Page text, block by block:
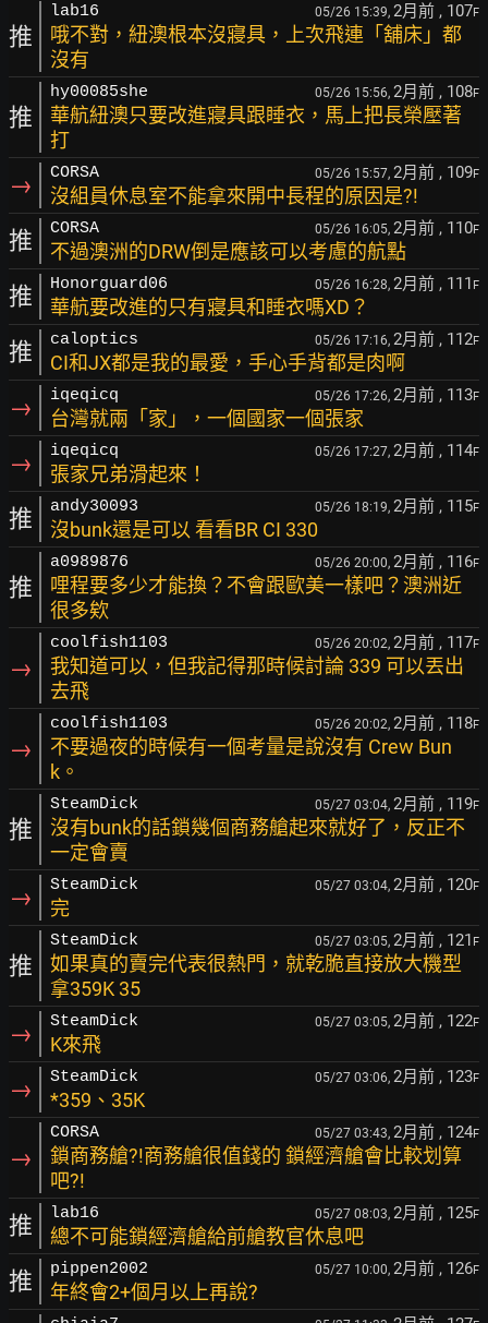
推
lab16 05/26 15:39, 2月前 , 107F
哦不對，紐澳根本沒寢具，上次飛連「舖床」都
沒有
推
hy00085she 05/26 15:56, 2月前 , 108F
華航紐澳只要改進寢具跟睡衣，馬上把長榮壓著
打
→ CORSA 05/26 15:57, 2月前 , 109F
沒組員休息室不能拿來開中長程的原因是?!
推 CORSA 05/26 16:05, 2月前 , 110F
不過澳洲的DRW倒是應該可以考慮的航點
推 Honorguard06 05/26 16:28, 2月前 , 111 F
華航要改進的只有寢具和睡衣嗎XD？
推 caloptics 05/26 17:16, 2月前 , 112F
CI和JX都是我的最愛，手心手背都是肉啊
→ iqeqicq 05/26 17:26, 2月前 , 113F
台灣就兩「家」，一個國家一個張家
→ iqeqicq 05/26 17:27, 2月前 , 114F
張家兄弟滑起來！
推 andy30093 05/26 18:19, 2月前 , 115F
沒bunk還是可以 看看BR CI 330
推
a0989876 05/26 20:00, 2月前 , 116F
哩程要多少才能換？不會跟歐美一樣吧？澳洲近
很多欸
→
coolfish1103 05/26 20:02, 2月前 , 117F
我知道可以，但我記得那時候討論 339 可以丟出
去飛
→
coolfish1103 05/26 20:02, 2月前 , 118F
不要過夜的時候有一個考量是說沒有 Crew Bun
k。
推
SteamDick 05/27 03:04, 2月前 , 119F
沒有bunk的話鎖幾個商務艙起來就好了，反正不
一定會賣
→ SteamDick 05/27 03:04, 2月前 , 120F
完
推
SteamDick 05/27 03:05, 2月前 , 121 F
如果真的賣完代表很熱門，就乾脆直接放大機型
拿359K 35
→ SteamDick 05/27 03:05, 2月前 , 122F
K來飛
→ SteamDick 05/27 03:06, 2月前 , 123F
*359、35K
→
CORSA 05/27 03:43, 2月前 , 124F
鎖商務艙?!商務艙很值錢的 鎖經濟艙會比較划算
吧?!
推 lab16 05/27 08:03, 2月前 , 125F
總不可能鎖經濟艙給前艙教官休息吧
推 pippen2002 05/27 10:00, 2月前 , 126F
年終會2+個月以上再說?